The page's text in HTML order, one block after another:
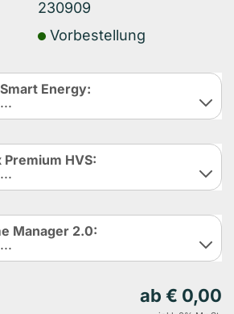
230909
Vorbestellung
Energy:
HVS:
Manager 2.0:
ab € 0,00